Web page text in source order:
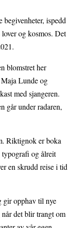
ispedd
og kosmos. Det
blomstret her
Lunde og
med sjangeren.
går under radaren,
Riktignok er boka
og ålreit
en skrudd reise i tid
gir opphav til nye
det blir trangt om